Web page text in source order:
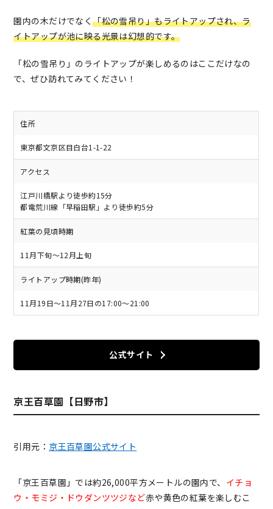
園内の木だけでなく「松の雪吊り」もライトアップされ、ラ
イトアップが池に映る光景は幻想的です。
「松の雪吊り」のライトアップが楽しめるのはここだけなの
で、ぜひ訪れてみてください！
住所
東京都文京区目白台1-1-22
アクセス
江戸川橋駅より徒歩約15分
都電荒川線「早稲田駅」より徒歩約5分
紅葉の見頃時期
11月下旬～12月上旬
ライトアップ時期(昨年)
11月19日～11月27日の17:00～21:00
公式サイト
京王百草園【日野市】
引用元： 京王百草園公式サイト
「京王百草園」では約26,000平方メートルの園内で、 イチョ
ウ・モミジ・ドウダンツツジなど赤や黄色の紅葉を楽しむこ